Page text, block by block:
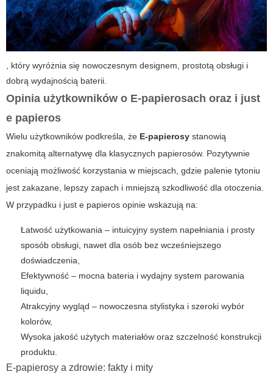
, który wyróżnia się nowoczesnym designem, prostotą obsługi i
dobrą wydajnością baterii.
Opinia użytkowników o E-papierosach oraz i just
e papieros
Wielu użytkowników podkreśla, że E-papierosy stanowią
znakomitą alternatywę dla klasycznych papierosów. Pozytywnie
oceniają możliwość korzystania w miejscach, gdzie palenie tytoniu
jest zakazane, lepszy zapach i mniejszą szkodliwość dla otoczenia.
W przypadku i just e papieros opinie wskazują na:
Łatwość użytkowania – intuicyjny system napełniania i prosty
sposób obsługi, nawet dla osób bez wcześniejszego
doświadczenia,
Efektywność – mocna bateria i wydajny system parowania
liquidu,
Atrakcyjny wygląd – nowoczesna stylistyka i szeroki wybór
kolorów,
Wysoka jakość użytych materiałów oraz szczelność konstrukcji
produktu.
E-papierosy a zdrowie: fakty i mity